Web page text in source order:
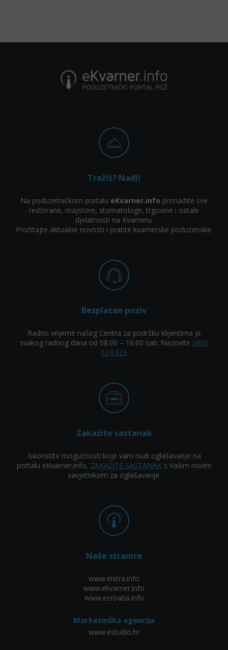
Tražiš? Nađi!
Na poduzetničkom portalu eKvarner.info pronađite sve
restorane, majstore, stomatologe, trgovine i ostale
djelatnosti na Kvarneru.
Pročitajte aktualne novosti i pratite kvarnerske poduzetnike.
Besplatan poziv
Radno vrijeme našeg Centra za podršku klijentima je
svakog radnog dana od 08.00 – 16.00 sati. Nazovite 0800
024 023
Zakažite sastanak
Iskoristite mogućnosti koje vam nudi oglašavanje na
portalu eKvarner.info, ZAKAŽITE SASTANAKs Vašim novim
savjetnikom za oglašavanje.
Naše stranice
www.eistra.info
www.ekvarner.info
www.ecroatia.info
Marketinška agencija
www.estudio.hr